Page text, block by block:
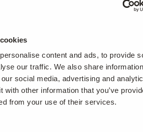
content and ads, to provide
our traffic. We also share
social media, advertising and
with other information that you’ve
from your use of their services.